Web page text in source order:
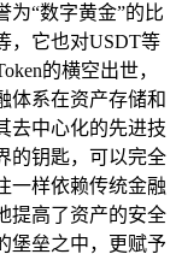
为“数字黄金”的比
，它也对USDT等
的横空出世，
体系在资产存储和
去中心化的先进技
的钥匙，可以完全
一样依赖传统金融
提高了资产的安全
堡垒之中，更赋予